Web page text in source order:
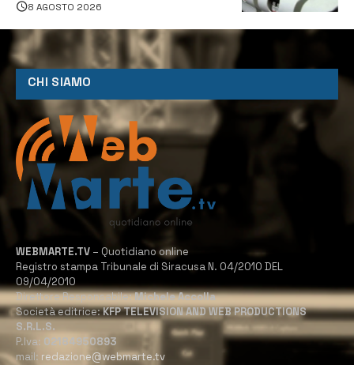
8 AGOSTO 2026
CHI SIAMO
WEBMARTE.TV – Quotidiano online
Registro stampa Tribunale di Siracusa N. 04/2010 DEL
09/04/2010
Direttore Responsabile:Michele Accolla
Società editrice:KFP TELEVISION AND WEB PRODUCTIONS
S.R.L.S.
P.Iva: 02184950893
mail: redazione@webmarte.tv